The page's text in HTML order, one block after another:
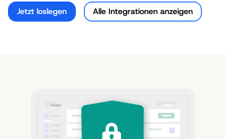
Jetzt loslegen Alle Integrationen anzeigen